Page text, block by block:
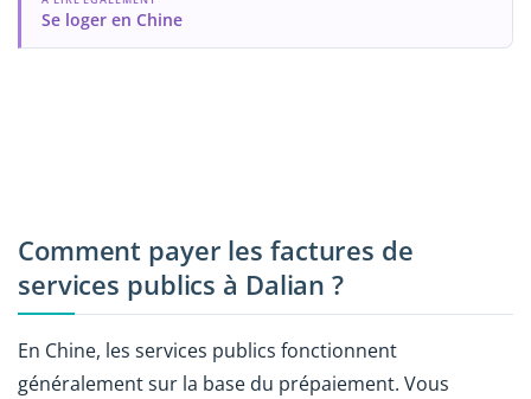
Se loger en Chine
Comment payer les factures de
services publics à Dalian ?
En Chine, les services publics fonctionnent
généralement sur la base du prépaiement. Vous